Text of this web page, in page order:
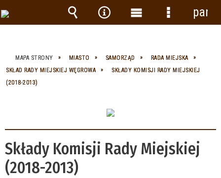
MAPA STRONY MIASTO SAMORZĄD
RADA MIEJSKA
SKŁAD RADY MIEJSKIEJ WĘGROWA
SKŁADY KOMISJI RADY MIEJSKIEJ
(2018-2013)
Składy Komisji Rady Miejskiej
(2018-2013)
Wyszukiwarka
Narzędzia
Menu Menu
panel